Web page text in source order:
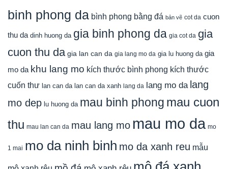
binh phong da bình phong bằng đá bản vẽ cot da cuon
thu da dinh huong da gia binh phong da gia cot da gia
cuon thu da gia lan can da gia lang mo da gia lu huong da gia
mo da khu lang mo kích thước bình phong kích thước
cuốn thư lan can da lan can da xanh lang da lang mo da lang
mo dep lu huong da mau binh phong mau cuon
thu mau lan can da mau lang mo mau mo da mo
1 mai mo da ninh binh mo da xanh reu mẫu